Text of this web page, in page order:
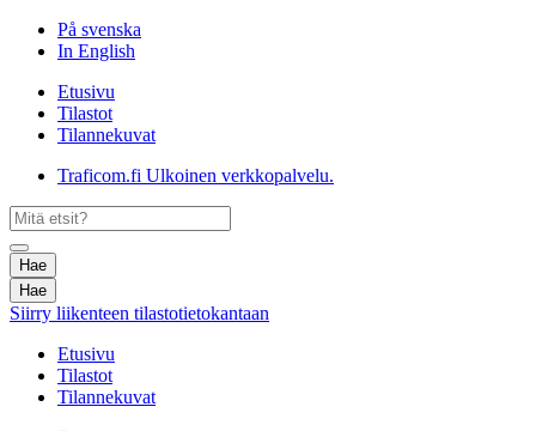
På svenska
In English
Etusivu
Tilastot
Tilannekuvat
Traficom.fi Ulkoinen verkkopalvelu.
Hae
Hae
Siirry liikenteen tilastotietokantaan
Etusivu
Tilastot
Tilannekuvat